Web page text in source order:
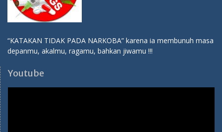
“KATAKAN TIDAK PADA NARKOBA” karena ia membunuh masa
depanmu, akalmu, ragamu, bahkan jiwamu !!!
Youtube